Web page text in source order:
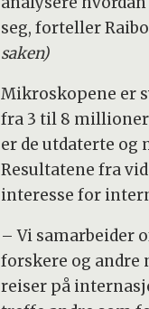
seg, forteller
saken)
Mikroskopene er
fra 3 til 8
er de utdaterte og
Resultatene fra
interesse for
– Vi samarbeider
forskere og andre
reiser på